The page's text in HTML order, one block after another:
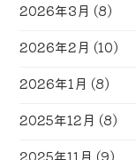
2026年3月 (8)
2026年2月 (10)
2026年1月 (8)
2025年12月 (8)
2025年11月 (9)